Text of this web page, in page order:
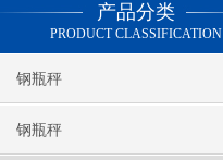
产品分类
PRODUCT CLASSIFICATION
钢瓶秤
钢瓶秤